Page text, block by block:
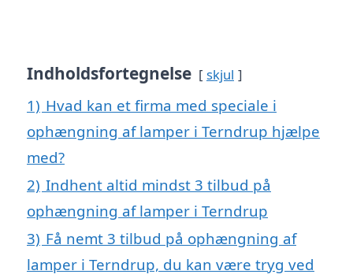
Indholdsfortegnelse skjul
1) Hvad kan et firma med speciale i
ophængning af lamper i Terndrup hjælpe
med?
2) Indhent altid mindst 3 tilbud på
ophængning af lamper i Terndrup
3) Få nemt 3 tilbud på ophængning af
lamper i Terndrup, du kan være tryg ved